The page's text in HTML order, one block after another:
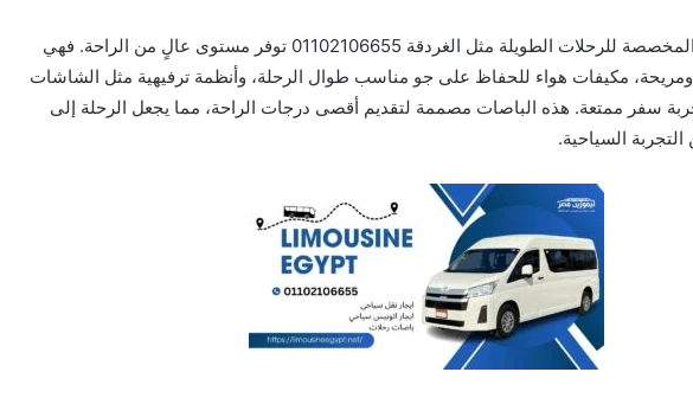
بالتالي باصات السفر المخصصة للرحلات الطويلة مثل الغردقة 01102106655 توفر مستوى عالٍ من الراحة. فهي
مكيفات هواء للحفاظ على جو مناسب طوال الرحلة، وأنظمة ترفيهية مثل الشاشات
سفر ممتعة. هذه الباصات مصممة لتقديم أقصى درجات الراحة، مما يجعل الرحلة إلى
السياحية.